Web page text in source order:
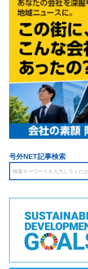
号外NET記事検索